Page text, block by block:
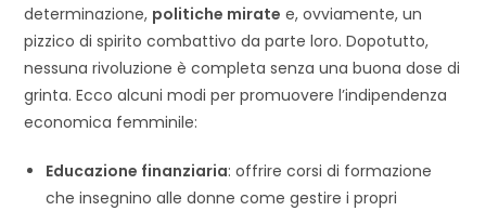
determinazione, politiche mirate e, ovviamente, un
pizzico di spirito combattivo da parte loro. Dopotutto,
nessuna rivoluzione è completa senza una buona dose di
grinta. Ecco alcuni modi per promuovere l’indipendenza
economica femminile:
Educazione finanziaria: offrire corsi di formazione
che insegnino alle donne come gestire i propri